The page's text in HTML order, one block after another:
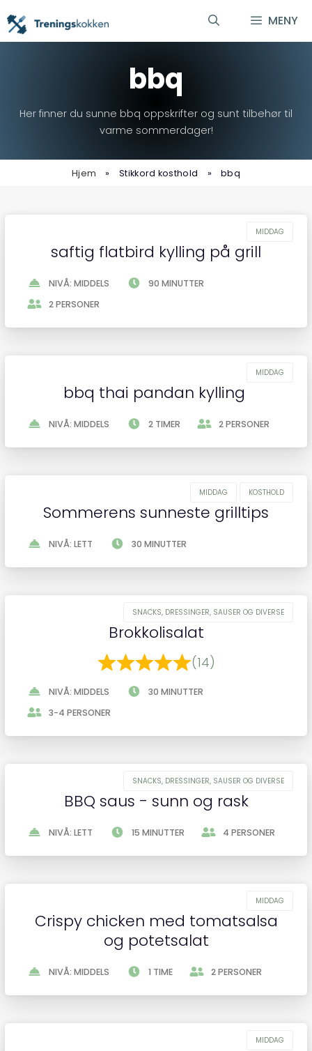
til
MENY
bbq
Her finner du sunne bbq oppskrifter og sunt tilbehør til
varme sommerdager!
Hjem » Stikkord kosthold » bbq
saftig flatbird kylling på grill
NIVÅ: MIDDELS
90 MINUTTER
2 PERSONER
bbq thai pandan kylling
NIVÅ: MIDDELS 2 TIMER 2 PERSONER
Sommerens sunneste grilltips
NIVÅ: LETT 30 MINUTTER
Brokkolisalat
(14)
NIVÅ: MIDDELS
30 MINUTTER
3-4 PERSONER
BBQ saus - sunn og rask
NIVÅ: LETT 15 MINUTTER 4 PERSONER
Crispy chicken med tomatsalsa
og potetsalat
NIVÅ: MIDDELS 1 TIME 2 PERSONER